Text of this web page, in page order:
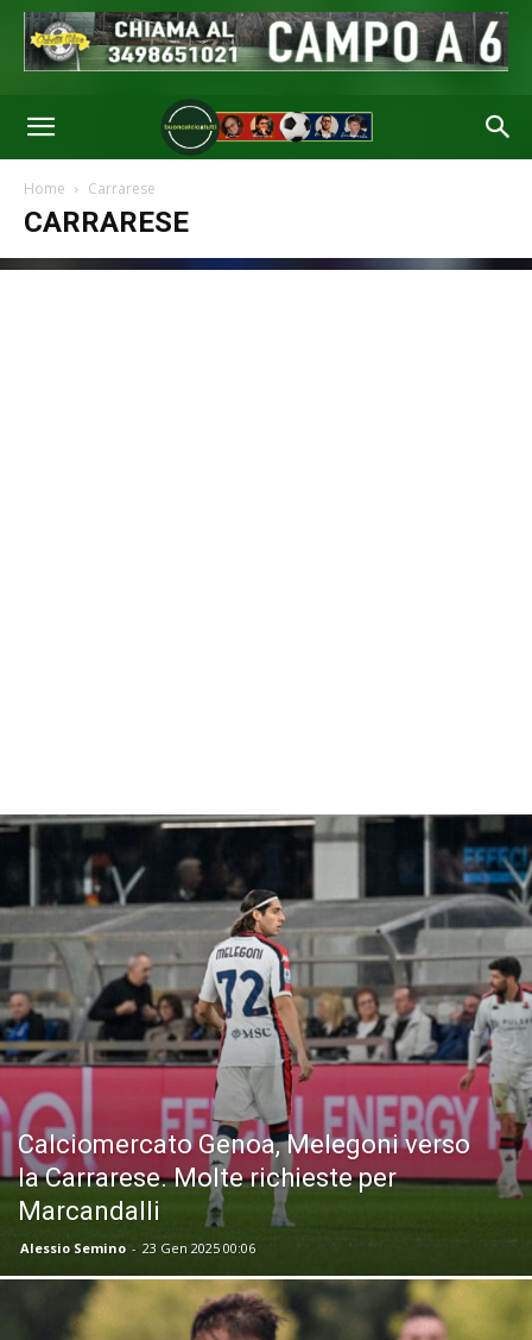
Home Carrarese
CARRARESE
Calciomercato Genoa, Melegoni verso
la Carrarese. Molte richieste per
Marcandalli
Alessio Semino - 23 Gen 2025 00:06